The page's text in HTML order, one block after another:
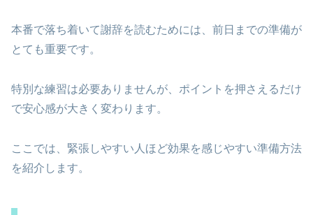
本番で落ち着いて謝辞を読むためには、前日までの準備が
とても重要です。
特別な練習は必要ありませんが、ポイントを押さえるだけ
で安心感が大きく変わります。
ここでは、緊張しやすい人ほど効果を感じやすい準備方法
を紹介します。